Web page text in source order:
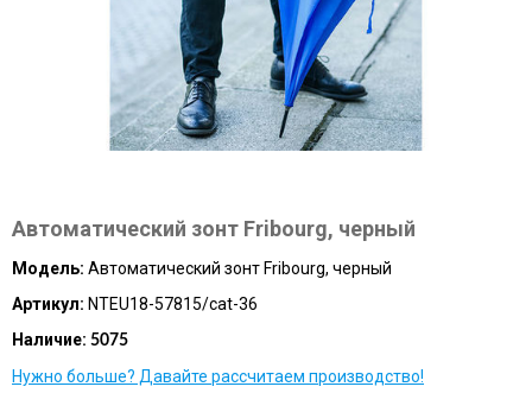
Автоматический зонт Fribourg, черный
Модель: Автоматический зонт Fribourg, черный
Артикул: NTEU18-57815/cat-36
Наличие: 5075
Нужно больше? Давайте рассчитаем производство!